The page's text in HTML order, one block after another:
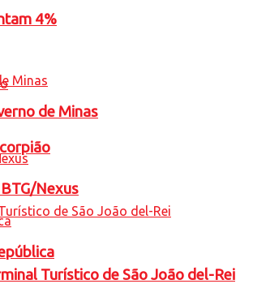
4%
Turístico de São João del-Rei
de Minas
Nexus